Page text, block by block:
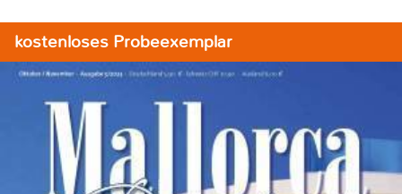
kostenloses Probeexemplar